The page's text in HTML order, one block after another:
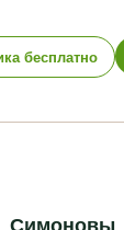
бесплатно
Симоновы